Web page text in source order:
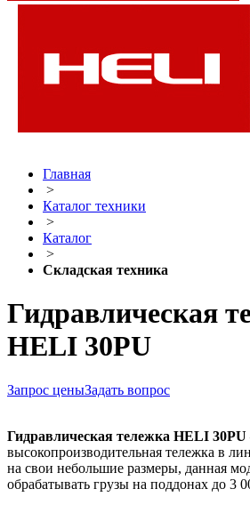
Главная
>
Каталог техники
>
Каталог
>
Складская техника
Гидравлическая
HELI 30PU
Запрос ценыЗадать вопрос
Гидравлическая тележка HELI 30PU
высокопроизводительная тележка в
на свои небольшие размеры, данная
обрабатывать грузы на поддонах до 3